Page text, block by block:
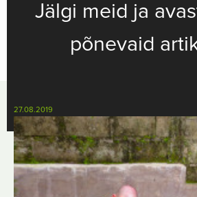
Jälgi meid ja
põnevaid
27.08.2019